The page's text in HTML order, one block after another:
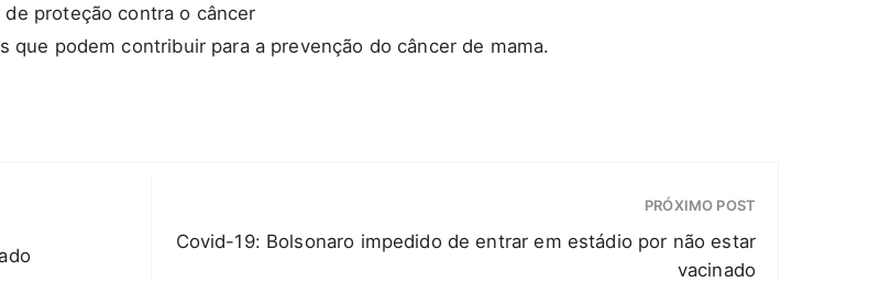
proteção contra o câncer
que podem contribuir para a prevenção do câncer de mama.
PRÓXIMO POST
Covid-19: Bolsonaro impedido de entrar em estádio por não estar
vacinado